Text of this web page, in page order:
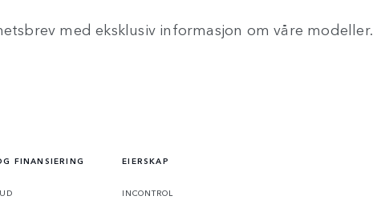
med eksklusiv informasjon om våre modeller.
FINANSIERING EIERSKAP
INCONTROL